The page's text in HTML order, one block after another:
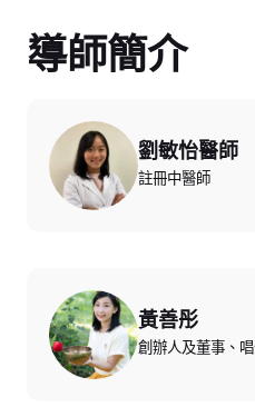
導師簡介
劉敏怡醫師
註冊中醫師
黃善彤
創辦人及董事、